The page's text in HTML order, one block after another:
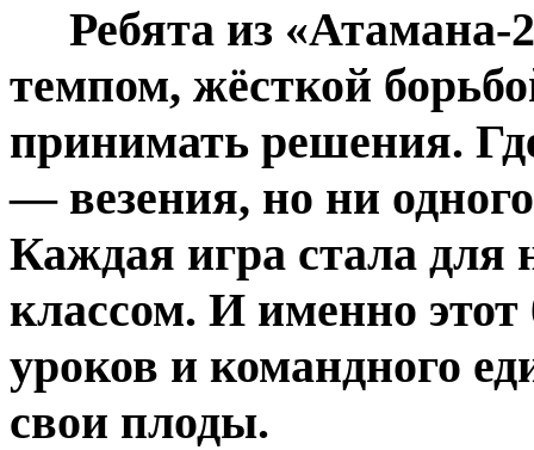
Ребята из «Атамана-
темпом, жёсткой
принимать решения.
— везения, но ни
Каждая игра стала для
классом. И именно
уроков и командного
свои плоды.